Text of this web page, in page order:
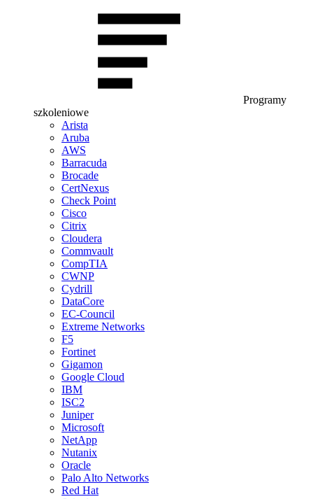
Programy
szkoleniowe
Arista
Aruba
AWS
Barracuda
Brocade
CertNexus
Check Point
Cisco
Citrix
Cloudera
Commvault
CompTIA
CWNP
Cydrill
DataCore
EC-Council
Extreme Networks
F5
Fortinet
Gigamon
Google Cloud
IBM
ISC2
Juniper
Microsoft
NetApp
Nutanix
Oracle
Palo Alto Networks
Red Hat